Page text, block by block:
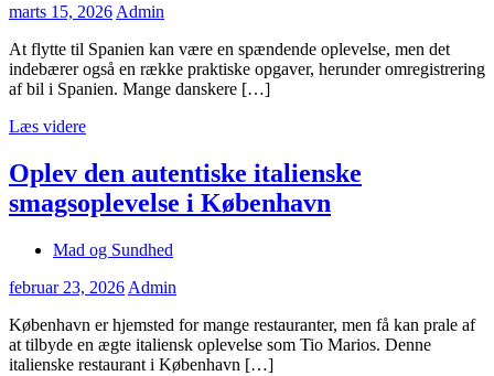
marts 15, 2026 Admin
At flytte til Spanien kan være en spændende oplevelse, men det
indebærer også en række praktiske opgaver, herunder omregistrering
af bil i Spanien. Mange danskere […]
Læs videre
Oplev den autentiske italienske
smagsoplevelse i København
Mad og Sundhed
februar 23, 2026 Admin
København er hjemsted for mange restauranter, men få kan prale af
at tilbyde en ægte italiensk oplevelse som Tio Marios. Denne
italienske restaurant i København […]